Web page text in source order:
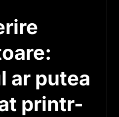
ar putea
printr-